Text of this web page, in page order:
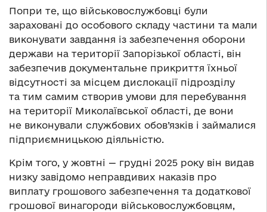
Попри те, що військовослужбовці були
зараховані до особового складу частини та мали
виконувати завдання із забезпечення оборони
держави на території Запорізької області, він
забезпечив документальне прикриття їхньої
відсутності за місцем дислокації підрозділу
та тим самим створив умови для перебування
на території Миколаївської області, де вони
не виконували службових обов’язків і займалися
підприємницькою діяльністю.
Крім того, у жовтні — грудні 2025 року він видав
низку завідомо неправдивих наказів про
виплату грошового забезпечення та додаткової
грошової винагороди військовослужбовцям,